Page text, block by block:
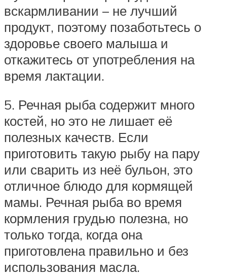
вскармливании – не лучший
продукт, поэтому позаботьтесь о
здоровье своего малыша и
откажитесь от употребления на
время лактации.
5. Речная рыба содержит много
костей, но это не лишает её
полезных качеств. Если
приготовить такую рыбу на пару
или сварить из неё бульон, это
отличное блюдо для кормящей
мамы. Речная рыба во время
кормления грудью полезна, но
только тогда, когда она
приготовлена правильно и без
использования масла.